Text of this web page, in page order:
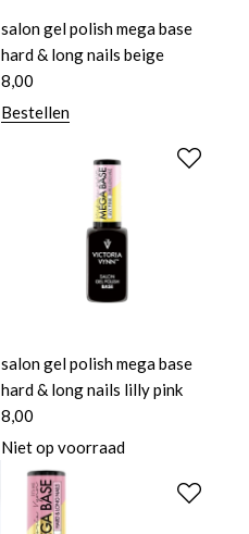
salon gel polish mega base
hard & long nails beige
8,00
Bestellen
salon gel polish mega base
hard & long nails lilly pink
8,00
Niet op voorraad